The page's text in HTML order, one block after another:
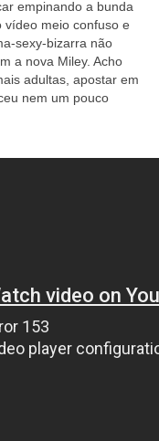
empinando a bunda
vídeo meio confuso e
sexy-bizarra não
a nova Miley. Acho
adultas, apostar em
nem um pouco